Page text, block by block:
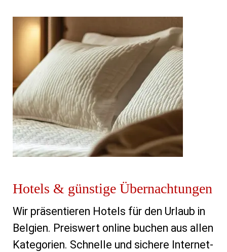
Hotels & günstige Übernachtungen
Wir präsentieren Hotels für den Urlaub in
Belgien. Preiswert online buchen aus allen
Kategorien. Schnelle und sichere Internet-